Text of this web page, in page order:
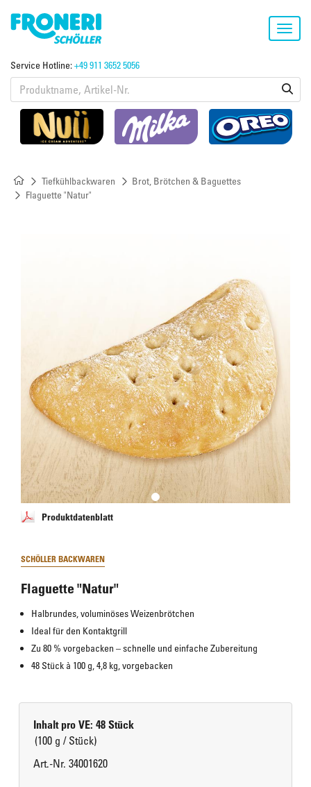
Service Hotline:+49 911 3652 5056
Tiefkühlbackwaren
Brot, Brötchen & Baguettes
Flaguette "Natur"
Produktdatenblatt
SCHÖLLER BACKWAREN
Flaguette "Natur"
Halbrundes, voluminöses Weizenbrötchen
Ideal für den Kontaktgrill
Zu 80 % vorgebacken – schnelle und einfache Zubereitung
48 Stück à 100 g, 4,8 kg, vorgebacken
Inhalt pro VE: 48 Stück
(100 g / Stück)
Art.-Nr. 34001620